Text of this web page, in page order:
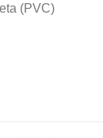
(PVC)